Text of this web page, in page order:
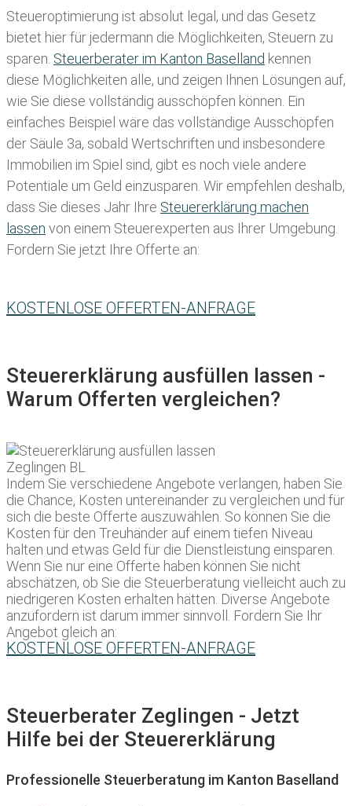
Steueroptimierung ist absolut legal, und das Gesetz
bietet hier für jedermann die Möglichkeiten, Steuern zu
sparen. Steuerberater im K anton Baselland kennen
diese Möglichkeiten alle, und zeigen Ihnen Lösungen auf,
wie Sie diese vollständig ausschöpfen können. Ein
einfaches Beispiel wäre das vollständige Ausschöpfen
der Säule 3a, sobald Wertschriften und insbesondere
Immobilien im Spiel sind, gibt es noch viele andere
Potentiale um Geld einzusparen. Wir empfehlen deshalb,
dass Sie dieses Jahr Ihre Steuererklärung machen
lassen von einem Steuerexperten aus Ihrer Umgebung.
Fordern Sie jetzt Ihre Offerte an:
KOSTENLOSE OFFERTEN-ANFRAGE
Steuererklärung ausfüllen lassen -
Warum Offerten vergleichen?
Indem Sie verschiedene Angebote verlangen, haben Sie
die Chance, Kosten untereinander zu vergleichen und für
sich die beste Offerte auszuwählen. So können Sie die
Kosten für den Treuhänder auf einem tiefen Niveau
halten und etwas Geld für die Dienstleistung einsparen.
Wenn Sie nur eine Offerte haben können Sie nicht
abschätzen, ob Sie die Steuerberatung vielleicht auch zu
niedrigeren Kosten erhalten hätten. Diverse Angebote
anzufordern ist darum immer sinnvoll. Fordern Sie Ihr
Angebot gleich an:
KOSTENLOSE OFFERTEN-ANFRAGE
Steuerberater Zeglingen - Jetzt
Hilfe bei der Steuererklärung
Professionelle Steuerberatung im Kanton Baselland